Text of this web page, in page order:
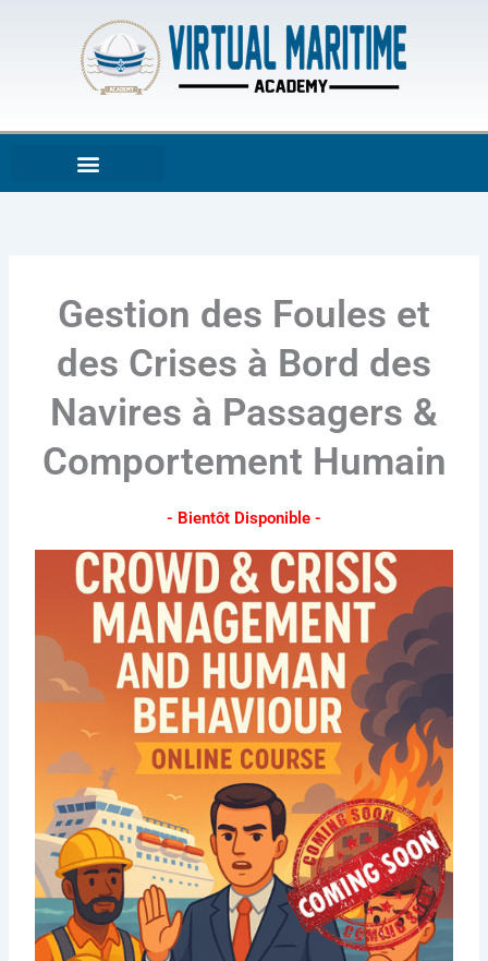
Gestion des Foules et
des Crises à Bord des
Navires à Passagers &
Comportement Humain
- Bientôt Disponible -